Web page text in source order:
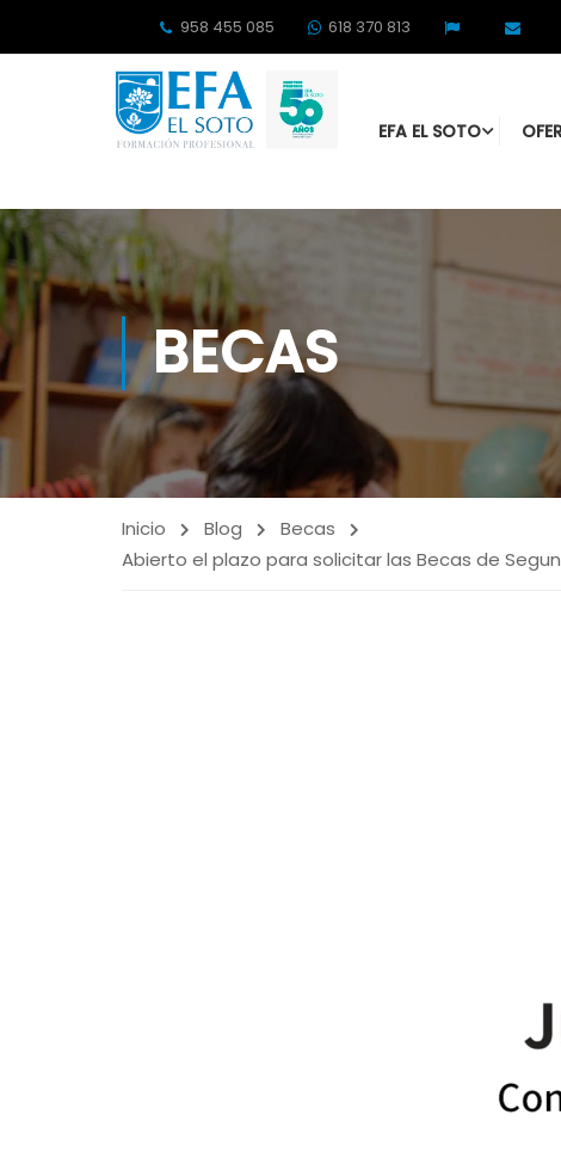
958 455 085 618 370 813
EFA EL SOTO
BECAS
Inicio Blog
Becas
Abierto el plazo para solicitar las Becas de